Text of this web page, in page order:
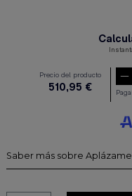
Saber más sobre Aplázame